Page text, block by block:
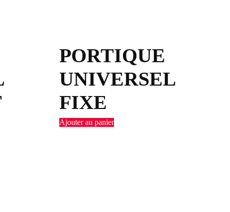
PORTIQUE
UNIVERSEL
FIXE
Ajouter au panier